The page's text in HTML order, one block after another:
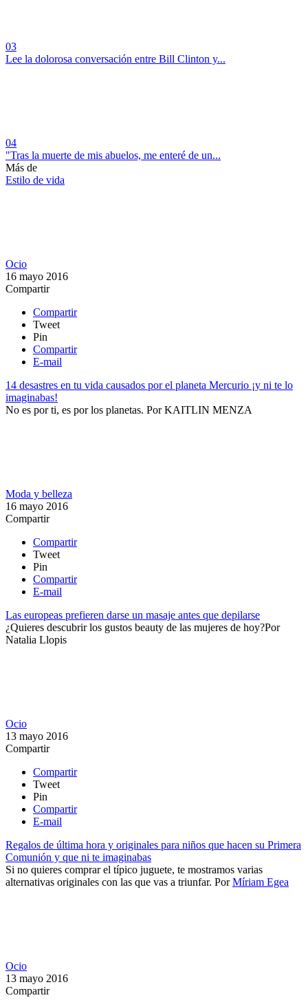
03
Lee la dolorosa conversación entre Bill Clinton y...
04
"Tras la muerte de mis abuelos, me enteré de un...
Más de
Estilo de vida
Ocio
16 mayo 2016
Compartir
Compartir
Tweet
Pin
Compartir
E-mail
14 desastres en tu vida causados por el planeta Mercurio ¡y ni te lo
imaginabas!
No es por ti, es por los planetas. PorKAITLIN MENZA
Moda y belleza
16 mayo 2016
Compartir
Compartir
Tweet
Pin
Compartir
E-mail
Las europeas prefieren darse un masaje antes que depilarse
¿Quieres descubrir los gustos beauty de las mujeres de hoy?​Por
Natalia Llopis
Ocio
13 mayo 2016
Compartir
Compartir
Tweet
Pin
Compartir
E-mail
Regalos de última hora y originales para niños que hacen su Primera
Comunión y que ni te imaginabas
Si no quieres comprar el típico juguete, te mostramos varias
alternativas originales con las que vas a triunfar. PorMíriam Egea
Ocio
13 mayo 2016
Compartir